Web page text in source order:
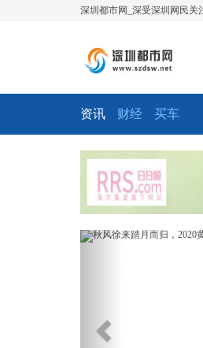
深圳都市网_深受深圳网民关
资讯 财经 买车
Previous